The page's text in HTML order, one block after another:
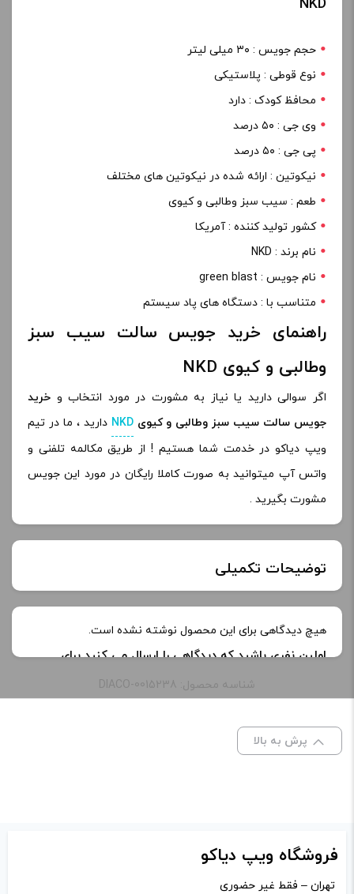
NKD
حجم جویس : ۳۰ میلی لیتر
نوع قوطی : پلاستیکی
محافظ کودک : دارد
وی جی : ۵۰ درصد
پی جی : ۵۰ درصد
نیکوتین : ارائه شده در نیکوتین های مختلف
طعم : سیب سبز وطالبی و کیوی
کشور تولید کننده : آمریکا
نام برند : NKD
نام جویس : green blast
متناسب با : دستگاه های پاد سیستم
راهنمای خرید جویس سالت سیب سبز
وطالبی و کیوی NKD
اگر سوالی دارید یا نیاز به مشورت در مورد انتخاب و خرید
جویس سالت سیب سبز وطالبی و کیویNKD دارید ، ما در تیم
ویپ دیاکو در خدمت شما هستیم ! از طریق مکالمه تلفنی و
واتس آپ میتوانید به صورت کاملا رایگان در مورد این جویس
مشورت بگیرید .
توضیحات تکمیلی
خنکی
نیکوتین: 35 میلی‌ گرم
هیچ دیدگاهی برای این محصول نوشته نشده است.
اولین نفری باشید که دیدگاهی را ارسال می کنید برای
نشانی ایمیل شما منتشر نخواهد شد.
علامت‌گذاری شده‌اند
دیدگاه شما*
شناسه محصول: DIACO-0015238
پرش به بالا
فروشگاه ویپ دیاکو
تهران – فقط غیر حضوری